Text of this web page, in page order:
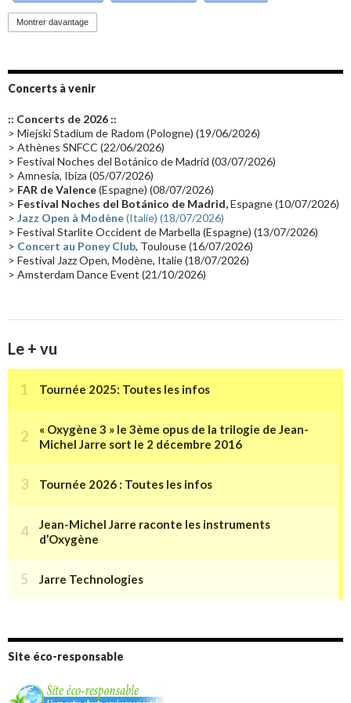
Promo 2019(23)
Groupe de Recherche Musicale
Passages radio Vidéo Jarrecast (16) Synthé 80's
Les concerts en Chine(16) Cinéma
Synthé Roland(15) Belgique(15)
(14) Astronomie (14)
Tournée 2025(14) 2024(14) Chine(13)
Montrer davantage
Concerts à venir
:: Concerts de 2026 ::
> Miejski Stadium de Radom (Pologne) (19/06/2026)
> Athènes SNFCC (22/06/2026)
> Festival Noches del Botánico de Madrid (03/07/2026)
> Amnesia, Ibiza (05/07/2026)
> FAR de Valence(Espagne) (08/07/2026)
> Festival Noches del Botánico de Madrid,Espagne (10/07/2026)
> Jazz Open à Modène(Italie) (18/07/2026)
> Festival Starlite Occident de Marbella (Espagne) (13/07/2026)
> Concert au Poney Club, Toulouse (16/07/2026)
> Festival Jazz Open, Modène, Italie (18/07/2026)
> Amsterdam Dance Event (21/10/2026)
Le + vu
Site éco-responsable